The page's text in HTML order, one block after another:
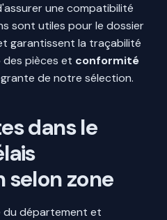
une compatibilité
sont utiles pour le dossier
garantissent la traçabilité
des pièces et conformité
de notre sélection.
dans le
zone
du département et